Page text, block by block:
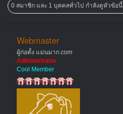
0 สมาชิก และ 1 บุคคลทั่วไป กำลังดูหัวข้อนี้
Webmaster
ผู้ก่อตั้ง แม่นมาก.com
Administrator
Cool Member